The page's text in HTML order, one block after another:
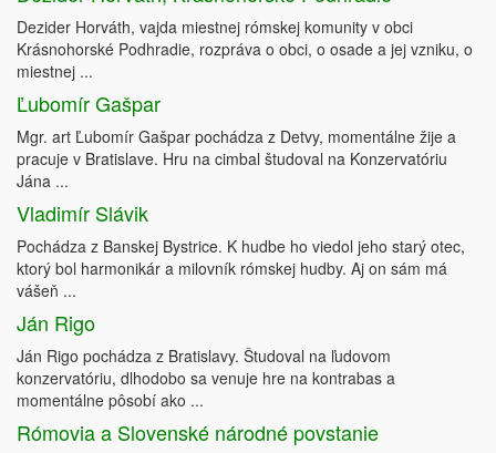
Dezider Horváth, vajda miestnej rómskej komunity v obci
Krásnohorské Podhradie, rozpráva o obci, o osade a jej vzniku, o
miestnej ...
Ľubomír Gašpar
Mgr. art Ľubomír Gašpar pochádza z Detvy, momentálne žije a
pracuje v Bratislave. Hru na cimbal študoval na Konzervatóriu
Jána ...
Vladimír Slávik
Pochádza z Banskej Bystrice. K hudbe ho viedol jeho starý otec,
ktorý bol harmonikár a milovník rómskej hudby. Aj on sám má
vášeň ...
Ján Rigo
Ján Rigo pochádza z Bratislavy. Študoval na ľudovom
konzervatóriu, dlhodobo sa venuje hre na kontrabas a
momentálne pôsobí ako ...
Rómovia a Slovenské národné povstanie